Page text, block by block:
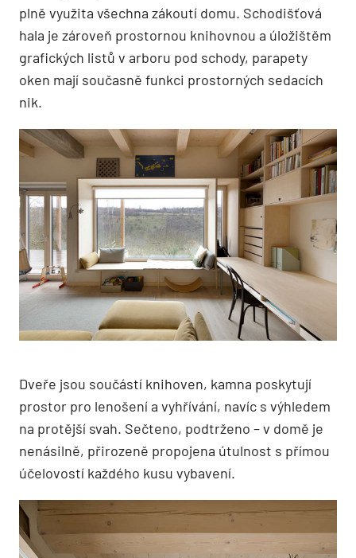
plně využita všechna zákoutí domu. Schodišťová
hala je zároveň prostornou knihovnou a úložištěm
grafických listů v arboru pod schody, parapety
oken mají současně funkci prostorných sedacích
nik.
Dveře jsou součástí knihoven, kamna poskytují
prostor pro lenošení a vyhřívání, navíc s výhledem
na protější svah. Sečteno, podtrženo – v domě je
nenásilně, přirozeně propojena útulnost s přímou
účelovostí každého kusu vybavení.